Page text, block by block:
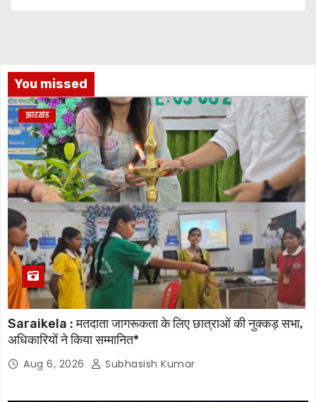
You missed
झारखंड
Saraikela : मतदाता जागरूकता के लिए छात्राओं की नुक्कड़ सभा,
अधिकारियों ने किया सम्मानित*
Aug 6, 2026 Subhasish Kumar